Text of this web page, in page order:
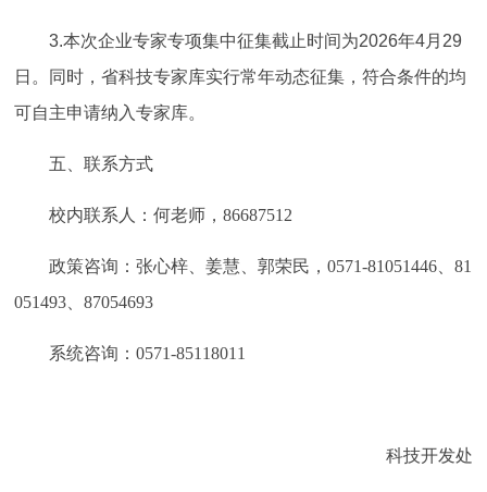
3.本次企业专家专项集中征集截止时间为2026年4月 29
日。同时，省科技专家库实行常年动态征集，符合条件的均
可自主申请纳入专家库。
五、联系方式
校内联系人：何老师，86687512
政策咨询：张心梓、姜慧、郭荣民，0571-81051446、81
051493、87054693
系统咨询：0571-85118011
科技开发处